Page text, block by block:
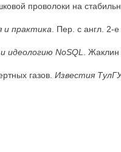
проволоки на
и практика . Пер. с англ. 2-
идеологию NoSQL
.
газов. Известия